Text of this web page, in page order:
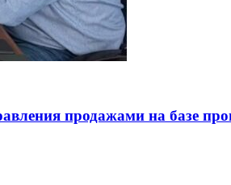
продажами на базе